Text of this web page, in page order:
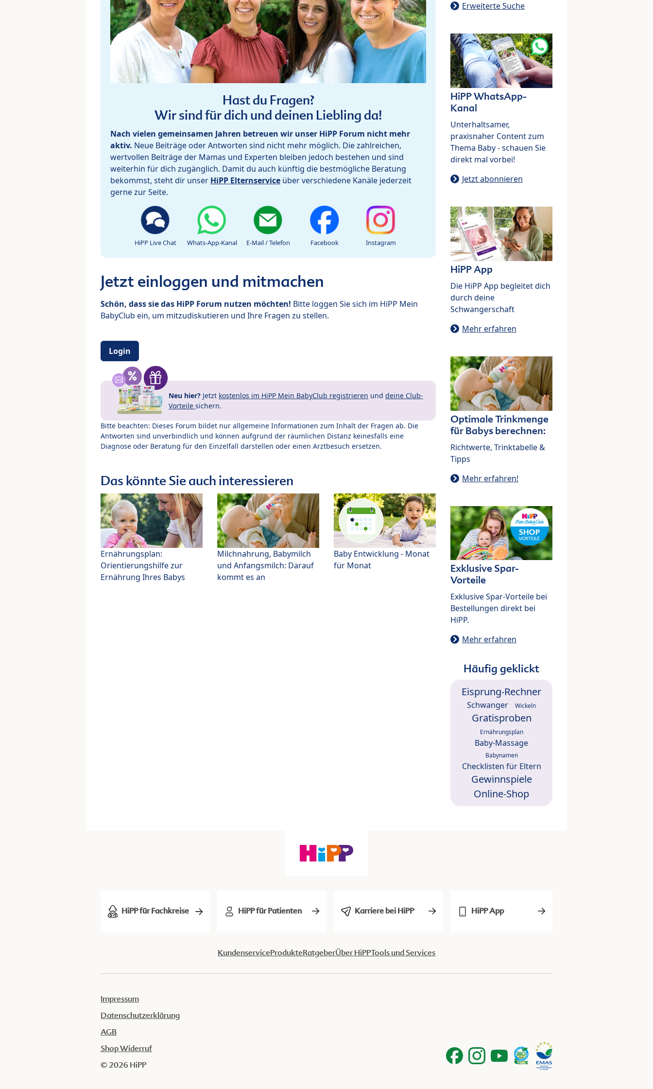
Hast du Fragen?
Wir sind für dich und deinen Liebling da!
Nach vielen gemeinsamen Jahren betreuen wir unser HiPP Forum nicht mehr
aktiv. Neue Beiträge oder Antworten sind nicht mehr möglich. Die zahlreichen,
wertvollen Beiträge der Mamas und Experten bleiben jedoch bestehen und sind
weiterhin für dich zugänglich. Damit du auch künftig die bestmögliche Beratung
bekommst, steht dir unser HiPP Elternservice über verschiedene Kanäle jederzeit
gerne zur Seite.
HiPP Live Chat Whats-App-Kanal E-Mail / Telefon Facebook Instagram
Jetzt einloggen und mitmachen
Schön, dass sie das HiPP Forum nutzen möchten! Bitte loggen Sie sich im HiPP Mein
BabyClub ein, um mitzudiskutieren und Ihre Fragen zu stellen.
Login
Neu hier? Jetzt kostenlos im HiPP Mein BabyClub registrieren und deine Club-
Vorteile sichern.
Bitte beachten: Dieses Forum bildet nur allgemeine Informationen zum Inhalt der Fragen ab. Die
Antworten sind unverbindlich und können aufgrund der räumlichen Distanz keinesfalls eine
Diagnose oder Beratung für den Einzelfall darstellen oder einen Arztbesuch ersetzen.
Das könnte Sie auch interessieren
Ernährungsplan:
Orientierungshilfe zur
Ernährung Ihres Babys
Milchnahrung, Babymilch
und Anfangsmilch: Darauf
kommt es an
Baby Entwicklung - Monat
für Monat
Erweiterte Suche
HiPP WhatsApp-
Kanal
Unterhaltsamer,
praxisnaher Content zum
Thema Baby - schauen Sie
direkt mal vorbei!
Jetzt abonnieren
HiPP App
Die HiPP App begleitet dich
durch deine
Schwangerschaft
Mehr erfahren
Optimale Trinkmenge
für Babys berechnen:
Richtwerte, Trinktabelle &
Tipps
Mehr erfahren!
Exklusive Spar-
Vorteile
Exklusive Spar-Vorteile bei
Bestellungen direkt bei
HiPP.
Mehr erfahren
Häufig geklickt
Eisprung-Rechner
Schwanger Wickeln
Gratisproben
Ernährungsplan
Baby-Massage
Babynamen
Checklisten für Eltern
Gewinnspiele
Online-Shop
HiPP für Fachkreise HiPP für Patienten Karriere bei HiPP HiPP App
KundenserviceProdukteRatgeberÜber HiPPTools und Services
Impressum
Datenschutzerklärung
AGB
Shop Widerruf
© 2026 HiPP